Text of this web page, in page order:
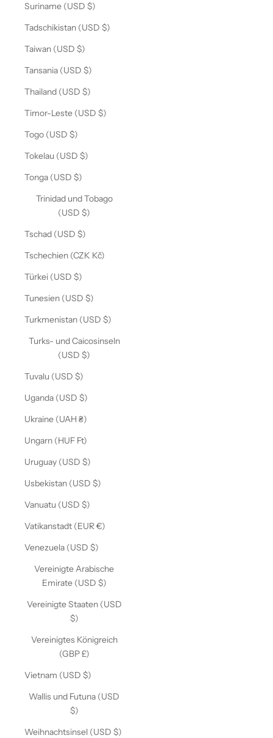
Suriname (USD $)
Tadschikistan (USD $)
Taiwan (USD $)
Tansania (USD $)
Thailand (USD $)
Timor-Leste (USD $)
Togo (USD $)
Tokelau (USD $)
Tonga (USD $)
Trinidad und Tobago
(USD $)
Tschad (USD $)
Tschechien (CZK Kč)
Türkei (USD $)
Tunesien (USD $)
Turkmenistan (USD $)
Turks- und Caicosinseln
(USD $)
Tuvalu (USD $)
Uganda (USD $)
Ukraine (UAH ₴)
Ungarn (HUF Ft)
Uruguay (USD $)
Usbekistan (USD $)
Vanuatu (USD $)
Vatikanstadt (EUR €)
Venezuela (USD $)
Vereinigte Arabische
Emirate (USD $)
Vereinigte Staaten (USD
$)
Vereinigtes Königreich
(GBP £)
Vietnam (USD $)
Wallis und Futuna (USD
$)
Weihnachtsinsel (USD $)